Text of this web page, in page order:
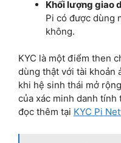
Khối lượng giao
Pi có được dùng
không.
KYC là một điểm then
dùng thật với tài khoản
khi hệ sinh thái mở
của xác minh danh
đọc thêm tại KYC Pi